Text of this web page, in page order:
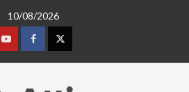
10/08/2026
YoutubeFacebookTwitter